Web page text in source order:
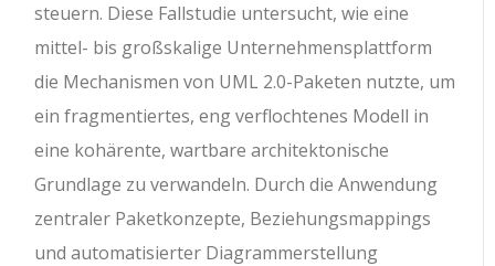
steuern. Diese Fallstudie untersucht, wie eine
mittel- bis großskalige Unternehmensplattform
die Mechanismen von UML 2.0-Paketen nutzte, um
ein fragmentiertes, eng verflochtenes Modell in
eine kohärente, wartbare architektonische
Grundlage zu verwandeln. Durch die Anwendung
zentraler Paketkonzepte, Beziehungsmappings
und automatisierter Diagrammerstellung